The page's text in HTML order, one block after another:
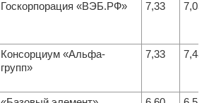
Госкорпорация «ВЭБ.РФ» 7,33 7,03
Консорциум «Альфа-
групп»
7,33 7,48